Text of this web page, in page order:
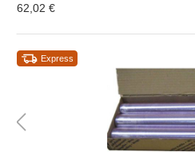
62,02 €
Express